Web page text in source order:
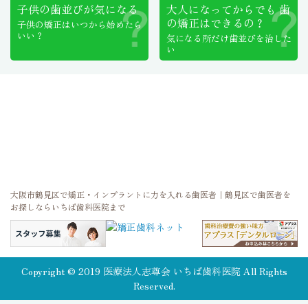
子供の歯並びが気になる
子供の矯正はいつから始めたら
いい？
大人になってからでも歯
の矯正はできるの？
気になる所だけ歯並びを治した
い
大阪市鶴見区で矯正・インプラントに力を入れる歯医者｜鶴見区で歯医者を
お探しならいちば歯科医院まで
Copyright © 2019 医療法人志尊会 いちば歯科医院 All Rights
Reserved.